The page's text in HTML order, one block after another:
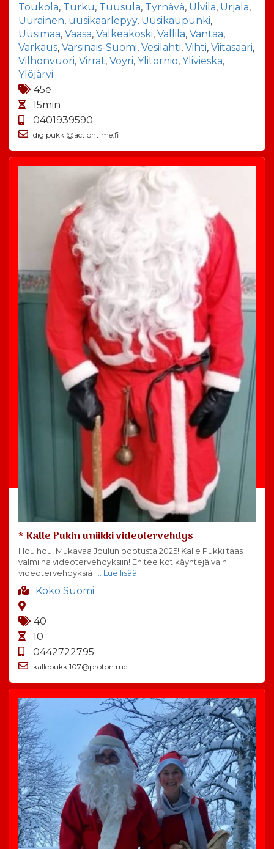
Toukola, Turku, Tuusula, Tyrnävä, Ulvila, Urjala,
Uurainen, uusikaarlepyy, Uusikaupunki,
Uusimaa, Vaasa, Valkeakoski, Vallila, Vantaa,
Varkaus, Varsinais-Suomi, Vesilahti, Vihti, Viitasaari,
Vilhonvuori, Virrat, Vöyri, Ylitornio, Ylivieska,
Ylöjärvi
45e
15min
0401939590
digipukki@actiontime.fi
* Kalle Pukin uniikki videotervehdys
Hou hou! Mukavaa Joulun odotusta 2025! Kalle Pukki taas
valmiina videotervehdyksiin! En tee kotikäyntejä vain
videotervehdyksiä
… Lue lisää
Koko Suomi
40
10
0442722795
kallepukki107@proton.me